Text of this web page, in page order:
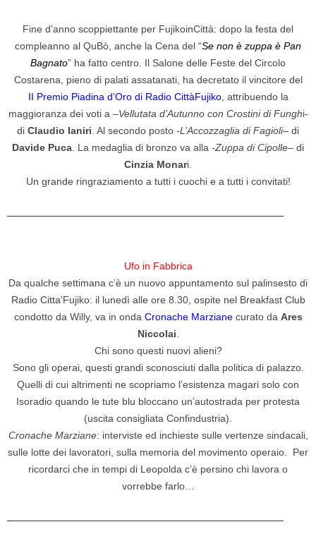
Fine d’anno scoppiettante per FujikoinCittà: dopo la festa del
compleanno al QuBò, anche la Cena del “Se non è zuppa è Pan
Bagnato” ha fatto centro. Il Salone delle Feste del Circolo
Costarena, pieno di palati assatanati, ha decretato il vincitore del
II Premio Piadina d’Oro di Radio CittàFujiko, attribuendo la
maggioranza dei voti a –Vellutata d’Autunno con Crostini di Funghi-
di Claudio Ianiri. Al secondo posto -L’Accozzaglia di Fagioli– di
Davide Puca. La medaglia di bronzo va alla -Zuppa di Cipolle– di
Cinzia Monari.
Un grande ringraziamento a tutti i cuochi e a tutti i convitati!
————————————————————————————
Ufo in Fabbrica
Da qualche settimana c’è un nuovo appuntamento sul palinsesto di
Radio Citta’Fujiko: il lunedì alle ore 8.30, ospite nel Breakfast Club
condotto da Willy, va in onda Cronache Marzianecurato da Ares
Niccolai.
Chi sono questi nuovi alieni?
Sono gli operai, questi grandi sconosciuti dalla politica di palazzo.
Quelli di cui altrimenti ne scopriamo l’esistenza magari solo con
Isoradio quando le tute blu bloccano un’autostrada per protesta
(uscita consigliata Confindustria).
Cronache Marziane: interviste ed inchieste sulle vertenze sindacali,
sulle lotte dei lavoratori, sulla memoria del movimento operaio. Per
ricordarci che in tempi di Leopolda c’è persino chi lavora o
vorrebbe farlo…
————————————————————————————